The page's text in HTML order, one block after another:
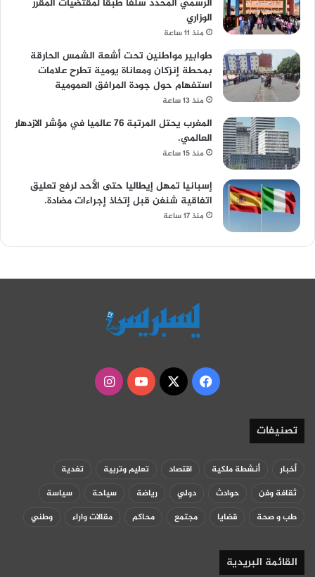
الرسمي المحدد سلفا طبقا لمقتضیات المقرر
الوزاري
منذ 11 ساعة
طوابير مواطنين تحت أشعة الشمس الحارقة
بمحطة إنزكان ومعاناة يومية تطرح علامات
استفهام حول جودة المرافق العمومية
منذ 13 ساعة
المغرب يحتل المرتبة 76 عالميا في مؤشر الازدهار
العالمي.
منذ 15 ساعة
إسبانيا تمهل إيطاليا حتى الأحد لرفع تعليق
اتفاقية شنغن قبل إتخاذ إجراءات مضادة.
منذ 17 ساعة
فيسبوك
‫X
‫YouTubeانستقرام
تصنيفات
أخبار أنشطة ملكية اقتصاد تعليم وتربية
تغدية
ثقافة وفن
حوادث دولي رياضة سياحة
سياسة
طب و صحة
قضايا مجتمع محاكم مقالات واراء وطني
القائمة البريدية